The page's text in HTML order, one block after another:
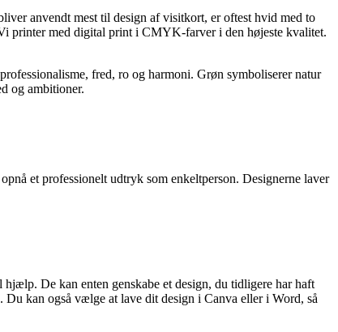
anvendt mest til design af visitkort, er oftest hvid med to
printer med digital print i CMYK-farver i den højeste kvalitet.
fred, ro og harmoni. Grøn symboliserer natur
og ambitioner.
et professionelt udtryk som enkeltperson. Designerne laver
De kan enten genskabe et design, du tidligere har haft
Du kan også vælge at lave dit design i Canva eller i Word, så